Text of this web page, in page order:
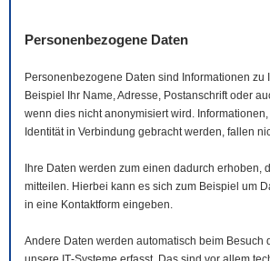
Personenbezogene Daten
Personenbezogene Daten sind Informationen zu
Beispiel Ihr Name, Adresse, Postanschrift oder
wenn dies nicht anonymisiert wird.
Identität in Verbindung gebracht werden, fallen
Ihre Daten werden zum einen dadurch erhoben,
mitteilen. Hierbei kann es sich zum Beispiel um
in eine Kontaktform eingeben.
Andere Daten werden automatisch beim Besuch